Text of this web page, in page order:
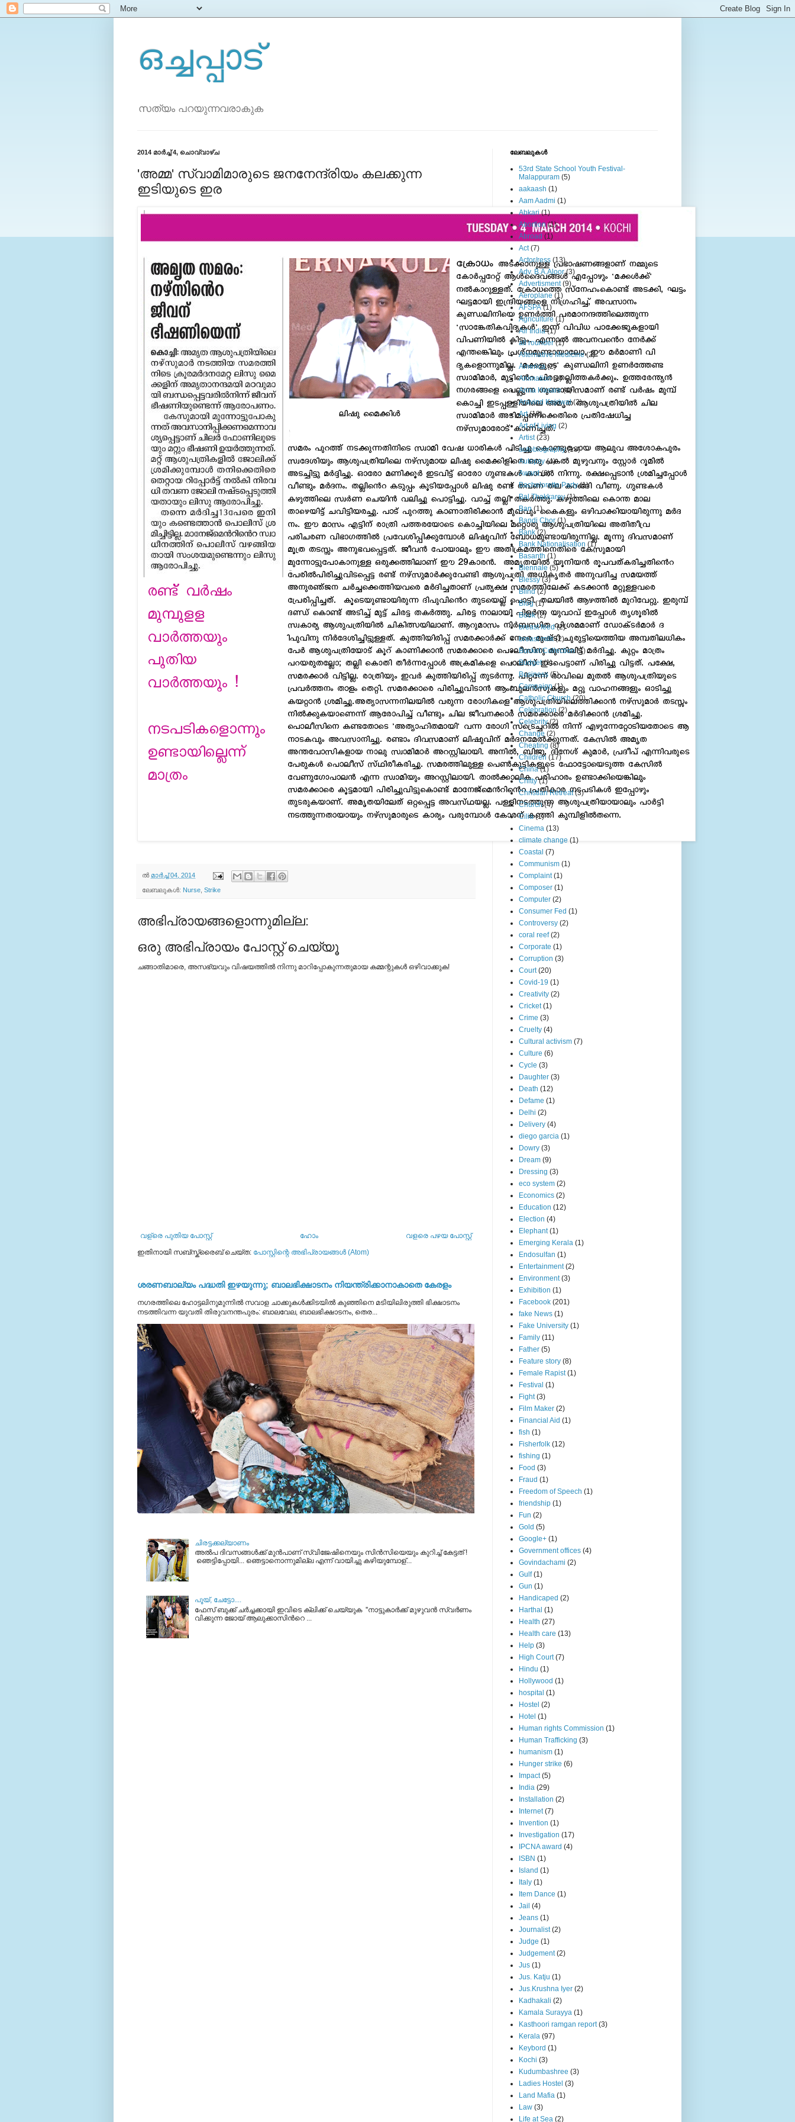
ഒച്ചപ്പാട്
സത്യം പറയുന്നവരാകുക
2014 മാർച്ച് 4, ചൊവ്വാഴ്ച
'അമ്മ' സ്വാമിമാരുടെ ജനനേന്ദ്രിയം കലക്കുന്ന
ഇടിയുടെ ഇര
ല്‍ മാർച്ച് 04, 2014
ലേബലുകള്‍: Nurse Strike
അഭിപ്രായങ്ങളൊന്നുമില്ല:
ഒരു അഭിപ്രായം പോസ്റ്റ് ചെയ്യൂ
ചങ്ങാതിമാരെ, അസഭ്യവും വിഷയത്തില്‍ നിന്നു മാറിപ്പോകുന്നതുമായ കമ്മന്റുകള്‍ ഒഴിവാക്കുക!
വള്രെ പുതിയ പോസ്റ്റ് വളരെ പഴയ പോസ്റ്റ്
ഹോം
ഇതിനായി സബ്‌സ്ക്രൈബ് ചെയ്ത: പോസ്റ്റിന്റെ അഭിപ്രായങ്ങള്‍ (Atom)
ശരണബാല്യം പദ്ധതി ഇഴയുന്നു; ബാലഭിക്ഷാടനം നിയന്ത്രിക്കാനാകാതെ കേരളം
നഗരത്തിലെ ഹോട്ടലിനുമുന്നിൽ സവാള ചാക്കുകൾക്കിടയിൽ കുഞ്ഞിനെ മടിയിലിരുത്തി ഭിക്ഷാടനം
നടത്തിവന്ന യുവതി തിരുവനന്തപുരം: ബാലവേല, ബാലഭിക്ഷാടനം, തെര...
ചിരട്ടക്കല്യാണം
അല്‍പ ദിവസങ്ങള്‍ക്ക് മുന്‍പാണ് സ്വിജേഷിനെയും സിന്‍സിയെയും കുറിച്ച് കേട്ടത് !
ഞെട്ടിപ്പോയി... ഞെട്ടാനൊന്നുമില്ല എന്ന് വായിച്ചു കഴിയുമ്പോള്...
പൂയ്‌, ചേട്ടോ....
ഫേസ് ബുക്ക്‌ ചര്‍ച്ചക്കായി ഇവിടെ ക്ലിക്ക് ചെയ്യുക ''നാട്ടുകാര്‍ക്ക് മുഴുവന്‍ സ്വര്‍ണം
വിക്കുന്ന ജോയ്‌ ആലുക്കാസിന്‍റെ ...
ലേബലുകള്‍
53rd State School Youth Festival-
Malappuram (5)
aakaash (1)
Aam Aadmi (1)
Abkari (1)
Abortion (1)
Abroad (1)
Act (7)
Actor/ress (13)
Adv. B.A.Aloor (3)
Advertisment (9)
Aeroplane (1)
AFSPA (1)
Agriculture (1)
Air India (1)
all rounder (1)
Alternative Medicine (2)
America (2)
Animation (1)
Anna Hasare (4)
Aravind Kejriwal (2)
Art (18)
Art of Living (2)
Artist (23)
autobiography (13)
Autopsy (4)
Award (6)
Bachelorette Party (1)
Bal Thakkarey (1)
Ban (1)
Bandi Chor (1)
Bank (2)
Bank Nationalisation (1)
Basanth (1)
Biennale (5)
Blessy (3)
Blind (2)
Blog (1)
Book (2)
breast feed (2)
breast milk (2)
Bucket Collection (1)
Budget (1)
Business (5)
Campaign (1)
Catholic Church (20)
Celebration (2)
Celebrity (2)
Change (2)
Cheating (8)
Children (17)
China (1)
Chitty (1)
Christian Retreat (3)
Church (4)
Cilia (1)
Cinema (13)
climate change (1)
Coastal (7)
Communism (1)
Complaint (1)
Composer (1)
Computer (2)
Consumer Fed (1)
Controversy (2)
coral reef (2)
Corporate (1)
Corruption (3)
Court (20)
Covid-19 (1)
Creativity (2)
Cricket (1)
Crime (3)
Cruelty (4)
Cultural activism (7)
Culture (6)
Cycle (3)
Daughter (3)
Death (12)
Defame (1)
Delhi (2)
Delivery (4)
diego garcia (1)
Dowry (3)
Dream (9)
Dressing (3)
eco system (2)
Economics (2)
Education (12)
Election (4)
Elephant (1)
Emerging Kerala (1)
Endosulfan (1)
Entertainment (2)
Environment (3)
Exhibition (1)
Facebook (201)
fake News (1)
Fake University (1)
Family (11)
Father (5)
Feature story (8)
Female Rapist (1)
Festival (1)
Fight (3)
Film Maker (2)
Financial Aid (1)
fish (1)
Fisherfolk (12)
fishing (1)
Food (3)
Fraud (1)
Freedom of Speech (1)
friendship (1)
Fun (2)
Gold (5)
Google+ (1)
Government offices (4)
Govindachami (2)
Gulf (1)
Gun (1)
Handicaped (2)
Harthal (1)
Health (27)
Health care (13)
Help (3)
High Court (7)
Hindu (1)
Hollywood (1)
hospital (1)
Hostel (2)
Hotel (1)
Human rights Commission (1)
Human Trafficking (3)
humanism (1)
Hunger strike (6)
Impact (5)
India (29)
Installation (2)
Internet (7)
Invention (1)
Investigation (17)
IPCNA award (4)
ISBN (1)
Island (1)
Italy (1)
Item Dance (1)
Jail (4)
Jeans (1)
Journalist (2)
Judge (1)
Judgement (2)
Jus (1)
Jus. Katju (1)
Jus.Krushna Iyer (2)
Kadhakali (2)
Kamala Surayya (1)
Kasthoori ramgan report (3)
Kerala (97)
Keybord (1)
Kochi (3)
Kudumbashree (3)
Ladies Hostel (3)
Land Mafia (1)
Law (3)
Life at Sea (2)